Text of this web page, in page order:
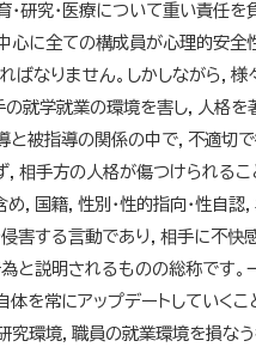
研究・医療について重い責任を
心に全ての構成員が心理的安
なりません。しかしながら，様
就学就業の環境を害し，人格を
と被指導の関係の中で，不適切
相手方の人格が傷つけられるこ
国籍，性別・性的指向・性自認
害する言動であり，相手に不快
と説明されるものの総称です。
体を常にアップデートしていく
究環境，職員の就業環境を損な